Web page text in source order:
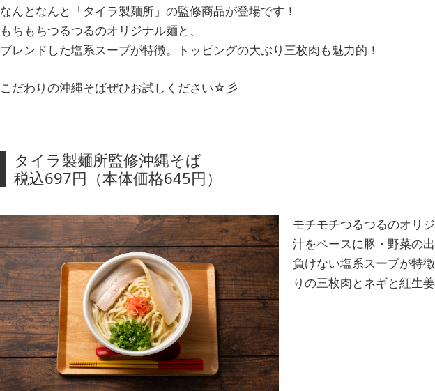
なんとなんと「タイラ製麺所」の監修商品が登場です！
もちもちつるつるのオリジナル麺と、
ブレンドした塩系スープが特徴。トッピングの大ぶり三枚肉も魅力的！
こだわりの沖縄そばぜひお試しください☆彡
タイラ製麺所監修沖縄そば
税込697円（本体価格645円）
モチモチつるつるのオリ
汁をベースに豚・野菜の
負けない塩系スープが特
りの三枚肉とネギと紅生